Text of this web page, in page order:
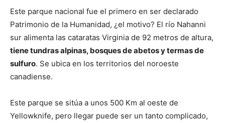
Este parque nacional fue el primero en ser declarado
Patrimonio de la Humanidad, ¿el motivo? El río Nahanni
sur alimenta las cataratas Virginia de 92 metros de altura,
tiene tundras alpinas, bosques de abetos y termas de
sulfuro. Se ubica en los territorios del noroeste
canadiense.
Este parque se sitúa a unos 500 Km al oeste de
Yellowknife, pero llegar puede ser un tanto complicado,